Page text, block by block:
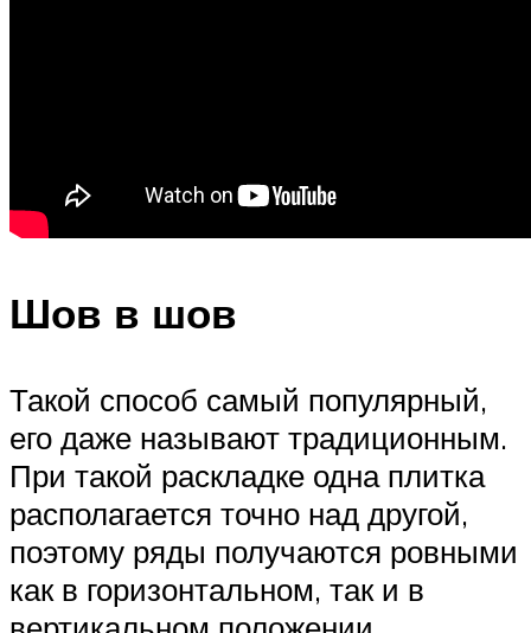
Шов в шов
Такой способ самый популярный,
его даже называют традиционным.
При такой раскладке одна плитка
располагается точно над другой,
поэтому ряды получаются ровными
как в горизонтальном, так и в